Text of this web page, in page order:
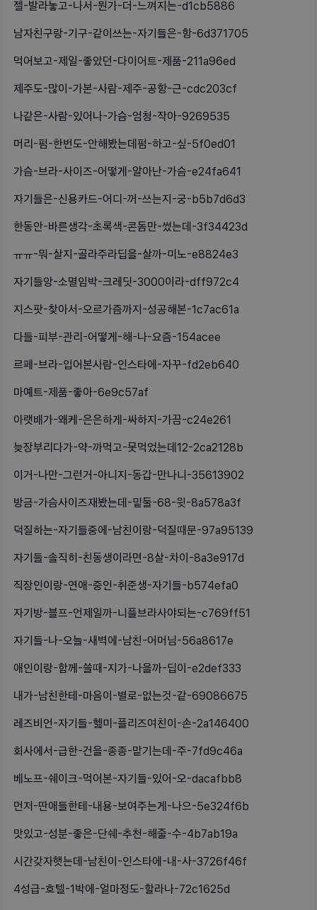
젤-발라놓고-나서-뭔가-더-느껴지는-d1cb5886
남자친구랑-기구-같이쓰는-자기들은-항-6d371705
먹어보고-제일-좋았던-다이어트-제품-211a96ed
제주도-많이-가본-사람-제주-공항-근-cdc203cf
나같은-사람-있어나-가슴-엄청-작아-9269535
머리-펌-한번도-안해봤는데펌-하고-싶-5f0ed01
가슴-브라-사이즈-어떻게-알아난-가슴-e24fa641
자기들은-신용카드-어디-꺼-쓰는지-궁-b5b7d6d3
한동안-바른생각-초록색-콘돔만-썼는데-3f34423d
ㅠㅠ-뭐-살지-골라주라딥을-살까-미노-e8824e3
자기들앙-소멸임박-크레딧-3000이라-dff972c4
지스팟-찾아서-오르가즘까지-성공해본-1c7ac61a
다들-피부-관리-어떻게-해-나-요즘-154acee
르페-브라-입어본사람-인스타에-자꾸-fd2eb640
마예트-제품-좋아-6e9c57af
아랫배가-왜케-은은하게-싸하지-가끔-c24e261
늦장부리다가-약-까먹고-못먹었는데12-2ca2128b
이거-나만-그런거-아니지-동갑-만나니-35613902
방금-가슴사이즈재봤는데-밑둘-68-윗-8a578a3f
덕질하는-자기들중에-남친이랑-덕질때문-97a95139
자기들-솔직히-친동생이라면-8살-차이-8a3e917d
직장인이랑-연애-중인-취준생-자기들-b574efa0
자기방-블프-언제일까-니플브라사야되는-c769ff51
자기들-나-오늘-새벽에-남친-어머님-56a8617e
애인이랑-함께-쓸때-지가-나을까-딥이-e2def333
내가-남친한테-마음이-별로-없는것-같-69086675
레즈비언-자기들-헲미-플리즈여친이-손-2a146400
회사에서-급한-건을-종종-맡기는데-주-7fd9c46a
베노프-쉐이크-먹어본-자기들-있어-오-dacafbb8
먼저-딴애들한테-내용-보여주는게-나으-5e324f6b
맛있고-성분-좋은-단쉐-추천-해줄-수-4b7ab19a
시간갖자햇는데-남친이-인스타에-내-사-3726f46f
4성급-호텔-1박에-얼마정도-할라나-72c1625d